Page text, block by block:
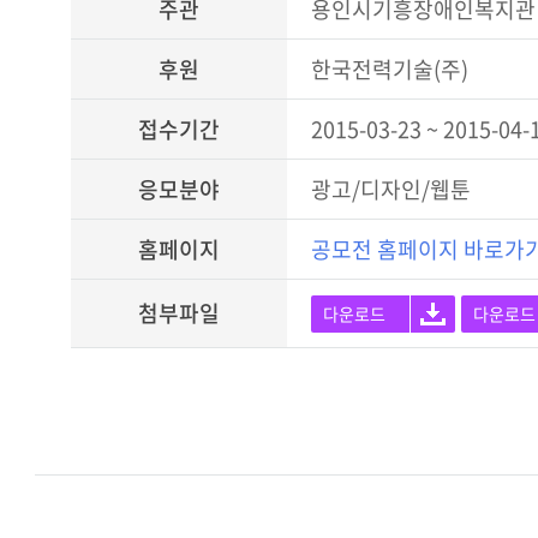
주관
용인시기흥장애인복지관
후원
한국전력기술(주)
접수기간
2015-03-23 ~ 2015-04-
응모분야
광고/디자인/웹툰
홈페이지
공모전 홈페이지 바로가
첨부파일
다운로드 다운로드